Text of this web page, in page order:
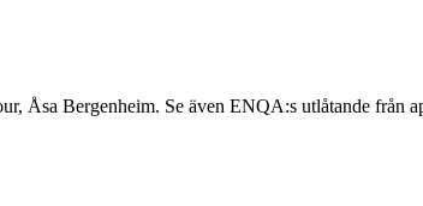
Åsa Bergenheim. Se även ENQA:s utlåtande